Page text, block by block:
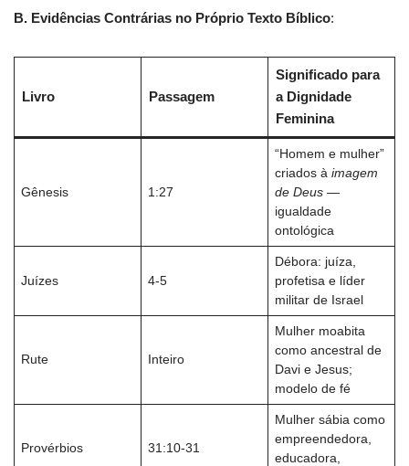
B. Evidências Contrárias no Próprio Texto Bíblico:
Livro Passagem
Significado para
a Dignidade
Feminina
Gênesis 1:27
“Homem e mulher”
criados à imagem
de Deus—
igualdade
ontológica
Juízes 4-5
Débora: juíza,
profetisa e líder
militar de Israel
Rute Inteiro
Mulher moabita
como ancestral de
Davi e Jesus;
modelo de fé
Provérbios 31:10-31
Mulher sábia como
empreendedora,
educadora,